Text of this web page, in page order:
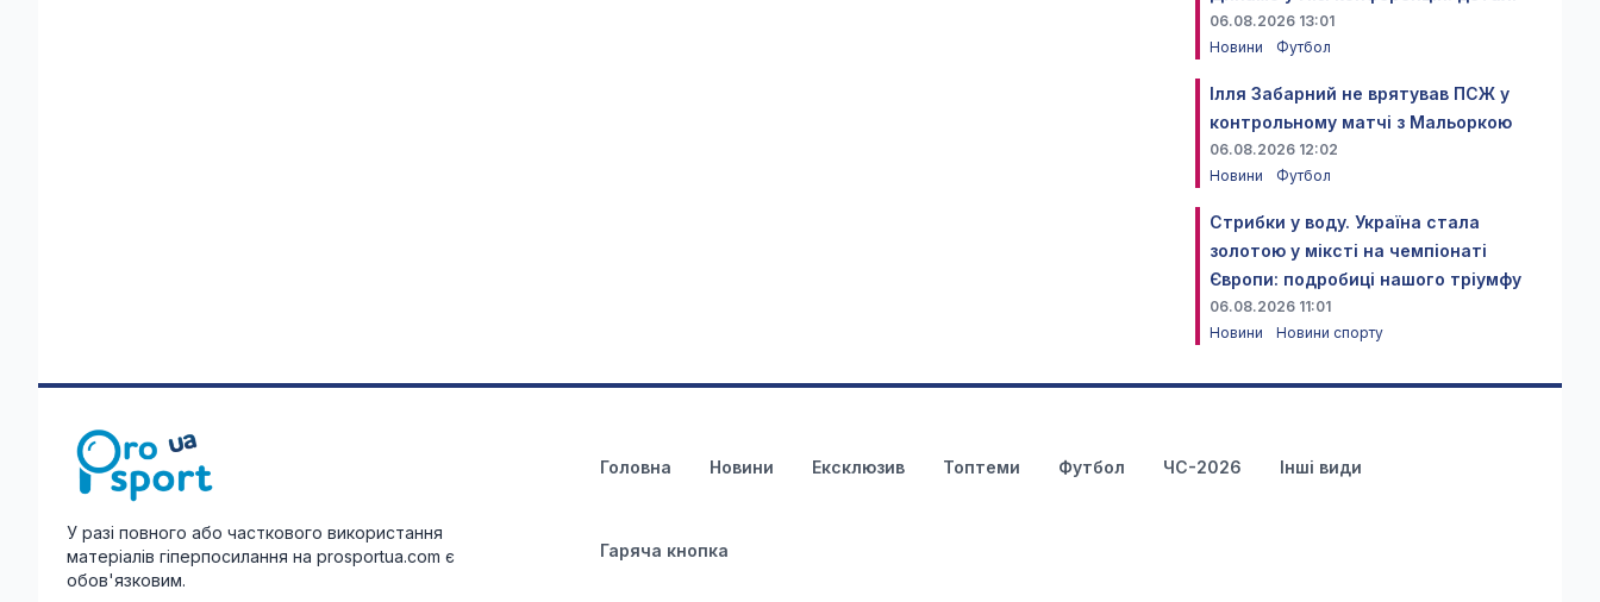
06.08.2026 13:01
Новини
Футбол
Ілля Забарний не врятував ПСЖ у
контрольному матчі з Мальоркою
06.08.2026 12:02
Новини
Футбол
Стрибки у воду. Україна стала
золотою у міксті на чемпіонаті
Європи: подробиці нашого тріумфу
06.08.2026 11:01
Новини
Новини спорту
У разі повного або часткового використання
матеріалів гіперпосилання на prosportua.com є
обов'язковим.
Головна Новини Ексклюзив Топтеми Футбол ЧС-2026 Інші види
Гаряча кнопка